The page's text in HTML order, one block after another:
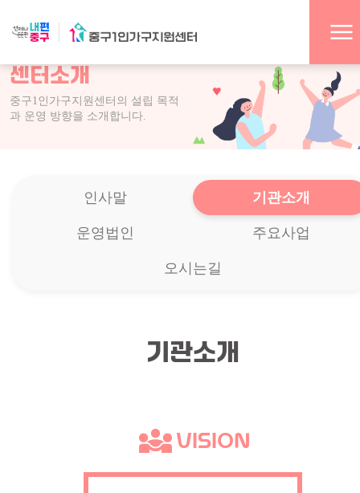
센터소개
중구1인가구지원센터의 설립 목적
과 운영 방향을 소개합니다.
인사말 기관소개
운영법인 주요사업
오시는길
기관소개
VISION